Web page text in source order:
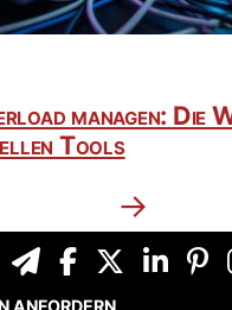
managen: Die
Tools
→